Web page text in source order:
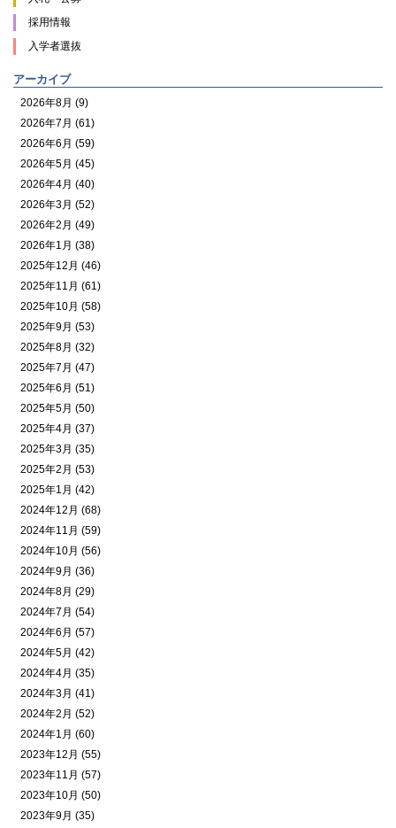
採用情報
入学者選抜
アーカイブ
2026年8月 (9)
2026年7月 (61)
2026年6月 (59)
2026年5月 (45)
2026年4月 (40)
2026年3月 (52)
2026年2月 (49)
2026年1月 (38)
2025年12月 (46)
2025年11月 (61)
2025年10月 (58)
2025年9月 (53)
2025年8月 (32)
2025年7月 (47)
2025年6月 (51)
2025年5月 (50)
2025年4月 (37)
2025年3月 (35)
2025年2月 (53)
2025年1月 (42)
2024年12月 (68)
2024年11月 (59)
2024年10月 (56)
2024年9月 (36)
2024年8月 (29)
2024年7月 (54)
2024年6月 (57)
2024年5月 (42)
2024年4月 (35)
2024年3月 (41)
2024年2月 (52)
2024年1月 (60)
2023年12月 (55)
2023年11月 (57)
2023年10月 (50)
2023年9月 (35)